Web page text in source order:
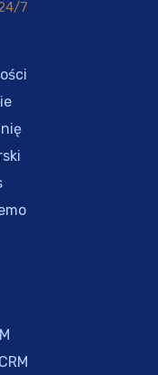
7